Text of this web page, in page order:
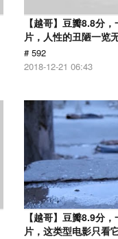
【越哥】豆瓣8.8分
片，人性的丑陋一览
# 592
2018-12-21 06:43
【越哥】豆瓣8.9分
片，这类型电影只看